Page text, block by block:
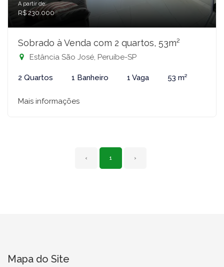
A partir de:
R$ 230.000
Sobrado à Venda com 2 quartos, 53m²
Estância São José, Peruíbe-SP
2 Quartos 1 Banheiro 1 Vaga 53 m²
Mais informações
‹ 1 ›
Mapa do Site